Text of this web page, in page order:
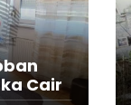
Cair